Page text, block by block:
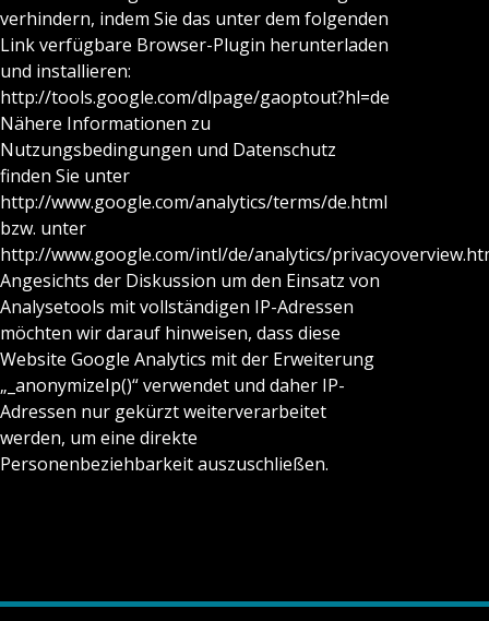
verhindern, indem Sie das unter dem folgenden
Link verfügbare Browser-Plugin herunterladen
und installieren:
http://tools.google.com/dlpage/gaoptout?hl=de
Nähere Informationen zu
Nutzungsbedingungen und Datenschutz
finden Sie unter
http://www.google.com/analytics/terms/de.html
bzw. unter
http://www.google.com/intl/de/analytics/
Angesichts der Diskussion um den Einsatz von
Analysetools mit vollständigen IP-Adressen
möchten wir darauf hinweisen, dass diese
Website Google Analytics mit der Erweiterung
„_anonymizeIp()“ verwendet und daher IP-
Adressen nur gekürzt weiterverarbeitet
werden, um eine direkte
Personenbeziehbarkeit auszuschließen.